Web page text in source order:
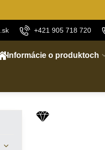
+421 905 718 720
Informácie o produktoch